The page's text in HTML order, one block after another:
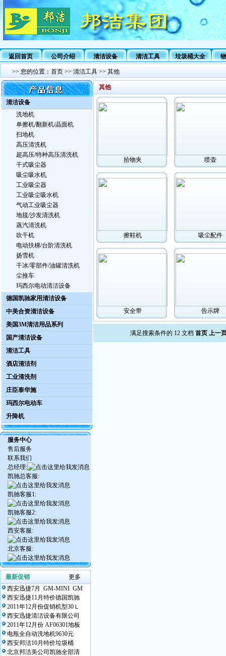
返回首页 公司介绍 清洁设备 清洁工具 垃圾桶大全
>> 您的位置： 首页 >> 清洁工具 >> 其他
清洁设备
洗地机
单擦机/翻新机/晶面机
扫地机
高压清洗机
超高压/特种高压清洗机
干式吸尘器
吸尘吸水机
工业吸尘器
工业吸尘吸水机
气动工业吸尘器
地毯/沙发清洗机
蒸汽清洗机
吹干机
电动扶梯/台阶清洗机
扬雪机
干冰/零部件/油罐清洗机
尘推车
玛西尔电动清洁设备
德国凯驰家用清洁设备
中美合资清洁设备
美国3M清洁用品系列
国产清洁设备
清洁工具
酒店清洁剂
工业清洗剂
庄臣泰华施
玛西尔电动车
升降机
服务中心
售后服务
联系我们
总经理:
凯驰总客服:
凯驰客服1:
凯驰客服2:
西安客服:
北京客服:
最新促销
更多
西安迅捷7月 GM-MINI GM
西安迅捷11月特价德国凯驰
2011年12月份促销机型30Ｌ
西安迅捷清洁设备有限公司
2011年12月份 AF06301地板
电瓶全自动洗地机9630元
西安邦洁10月特价垃圾桶
北京邦洁美公司凯驰全部清
其他
拾物夹 喷壶
擦鞋机 吸尘配件
安全带 告示牌
满足搜索条件的 12 文档首页 上一